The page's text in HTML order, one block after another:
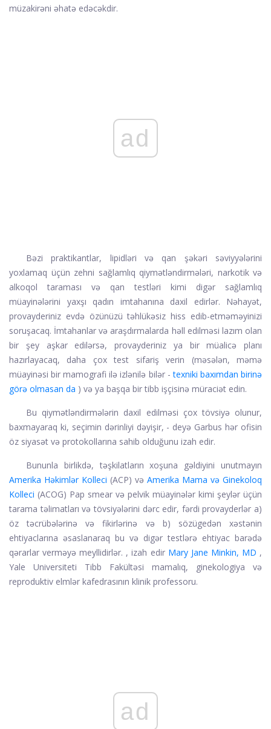
müzakirəni əhatə edəcəkdir.
ad
Bəzi praktikantlar, lipidləri və qan şəkəri səviyyələrini
yoxlamaq üçün zehni sağlamlıq qiymətləndirmələri, narkotik və
alkoqol taraması və qan testləri kimi digər sağlamlıq
müayinələrini yaxşı qadın imtahanına daxil edirlər. Nəhayət,
provayderiniz evdə özünüzü təhlükəsiz hiss edib-etməməyinizi
soruşacaq. İmtahanlar və araşdırmalarda həll edilməsi lazım olan
bir şey aşkar edilərsə, provayderiniz ya bir müalicə planı
hazırlayacaq, daha çox test sifariş verin (məsələn, məmə
müayinəsi bir mamografi ilə izlənilə bilər - texniki baxımdan birinə
görə olmasan da ) və ya başqa bir tibb işçisinə müraciət edin.
Bu qiymətləndirmələrin daxil edilməsi çox tövsiyə olunur,
baxmayaraq ki, seçimin dərinliyi dəyişir, - deyə Garbus hər ofisin
öz siyasət və protokollarına sahib olduğunu izah edir.
Bununla birlikdə, təşkilatların xoşuna gəldiyini unutmayın
Amerika Həkimlər Kolleci (ACP) və Amerika Mama və Ginekoloq
Kolleci (ACOG) Pap smear və pelvik müayinələr kimi şeylər üçün
tarama təlimatları və tövsiyələrini dərc edir, fərdi provayderlər a)
öz təcrübələrinə və fikirlərinə və b) sözügedən xəstənin
ehtiyaclarına əsaslanaraq bu və digər testlərə ehtiyac barədə
qərarlar verməyə meyllidirlər. , izah edir Mary Jane Minkin, MD ,
Yale Universiteti Tibb Fakültəsi mamalıq, ginekologiya və
reproduktiv elmlər kafedrasının klinik professoru.
ad